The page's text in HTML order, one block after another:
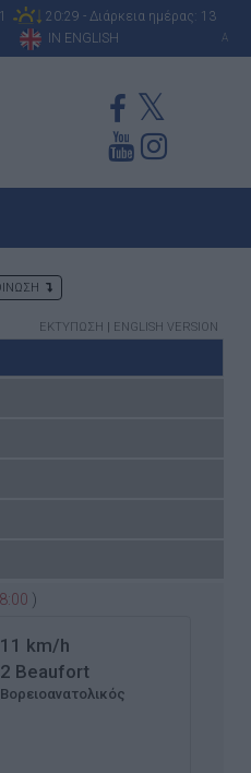
20:29 - Διάρκεια ημέρας: 13
|
IN ENGLISH A
ΕΚΤΥΠΩΣΗ | ENGLISH VERSION
)
11 km/h
2 Beaufort
Βορειοανατολικός